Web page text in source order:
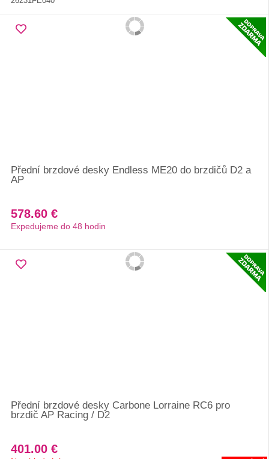
Přední brzdové desky Endless ME20 do brzdičů D2 a
AP
578.60 €
Expedujeme do 48 hodin
Přední brzdové desky Carbone Lorraine RC6 pro
brzdič AP Racing / D2
401.00 €